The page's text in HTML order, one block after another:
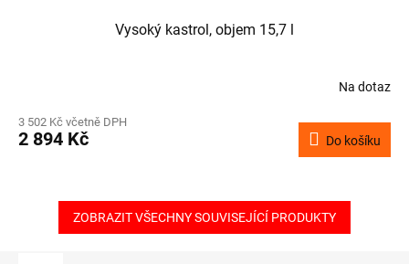
Vysoký kastrol, objem 15,7 l
Na dotaz
3 502 Kč včetně DPH
2 894 Kč Do košíku
ZOBRAZIT VŠECHNY SOUVISEJÍCÍ PRODUKTY